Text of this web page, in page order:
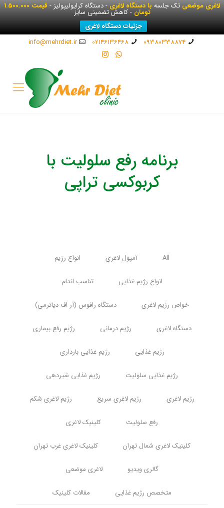
لاغری موضعیتک جلسهبا دستگاه لاغری- دستگاه کرایولیپولیز - قیمت 1.500.000
تومان- کاهش تضمینی سایز
جزئیات دستگاه لاغری
09380338874
02146136468
info@mehrdiet.ir
برنامه رفع سلولیت با
کربوکسی تراپی
All آمپول لاغری انواع رژیم
انواع رژیم غذایی تناسب اندام
خواص رژیم لاغری دستگاه رافوس (آر اف دیاترمی)
دستگاه لاغری رژیم درمانی رژیم رفع بیماری
رژیم غذایی رژیم غذایی بارداری
رژیم غذایی سلولیت رژیم غذایی شیردهی
رژیم لاغری رژیم لاغری سریع رژیم لاغری شکم
رفع سلولیت کلینیک لاغری
کلینیک لاغری شمال تهران کلینیک لاغری غرب تهران
گالری ویدیو لاغری موضعی
متخصص رژیم غذایی مقالات کلینیک